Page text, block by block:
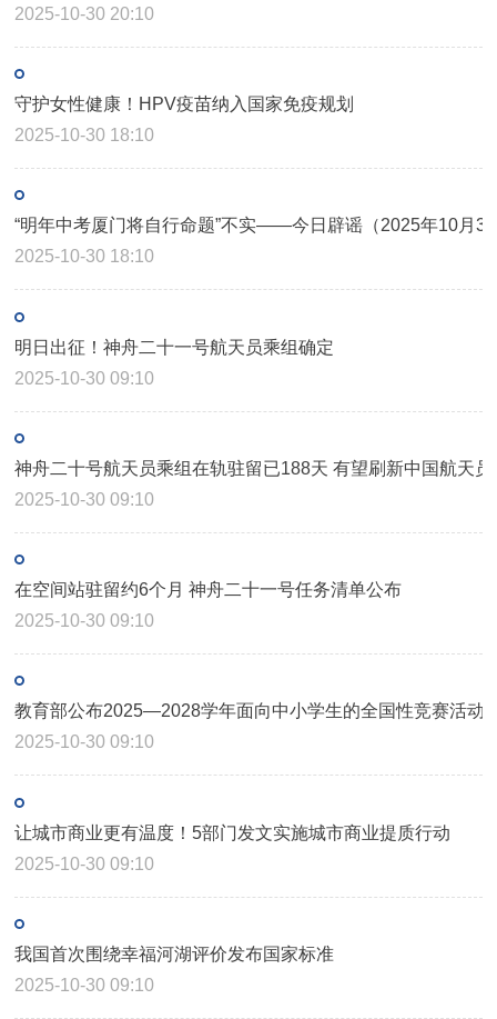
2025-10-30 20:10
守护女性健康！HPV疫苗纳入国家免疫规划
2025-10-30 18:10
“明年中考厦门将自行命题”不实——今日辟谣（2025年10月
2025-10-30 18:10
明日出征！神舟二十一号航天员乘组确定
2025-10-30 09:10
神舟二十号航天员乘组在轨驻留已188天 有望刷新中国航天
2025-10-30 09:10
在空间站驻留约6个月 神舟二十一号任务清单公布
2025-10-30 09:10
教育部公布2025—2028学年面向中小学生的全国性竞赛活动
2025-10-30 09:10
让城市商业更有温度！5部门发文实施城市商业提质行动
2025-10-30 09:10
我国首次围绕幸福河湖评价发布国家标准
2025-10-30 09:10